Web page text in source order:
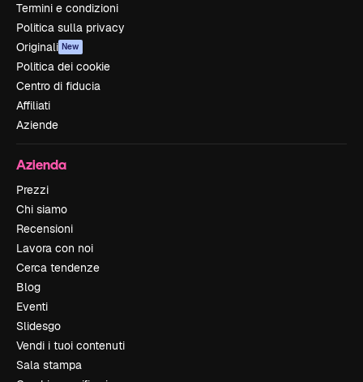
Termini e condizioni
Politica sulla privacy
Originali New
Politica dei cookie
Centro di fiducia
Affiliati
Aziende
Azienda
Prezzi
Chi siamo
Recensioni
Lavora con noi
Cerca tendenze
Blog
Eventi
Slidesgo
Vendi i tuoi contenuti
Sala stampa